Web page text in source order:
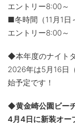
エントリー8:00～
■冬時間（11月1日
エントリー8:00～
◆本年度のナイト
2026年は5月16日
始予定です！
◆黄金崎公園ビー
4月4日に新装オー